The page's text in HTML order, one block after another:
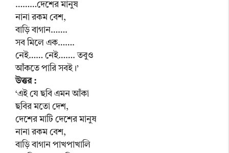
………দেশের মানুষ
নানা রকম বেশ,
বাড়ি বাগান…….
সব মিলে এক…….
নেই…… নেই……. তবুও
আঁকতে পারি সবই।’
উত্তর :
‘এই যে ছবি এমন আঁকা
ছবির মতো দেশ,
দেশের মাটি দেশের মানুষ
নানা রকম বেশ,
বাড়ি বাগান পাখপাখালি